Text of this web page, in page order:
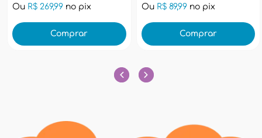
Ou R$ 269,99 no pix
Comprar
Ou R$ 89,99no pix
Comprar